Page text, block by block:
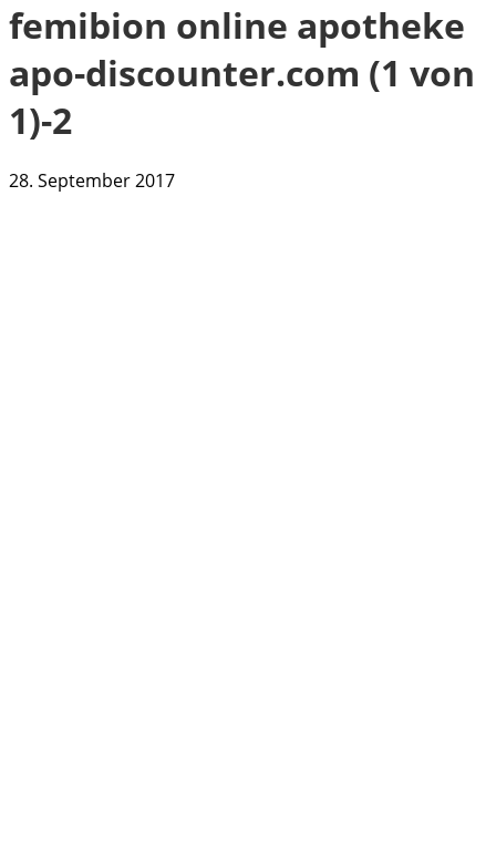
femibion online apotheke
apo-discounter.com (1 von
1)-2
28. September 2017